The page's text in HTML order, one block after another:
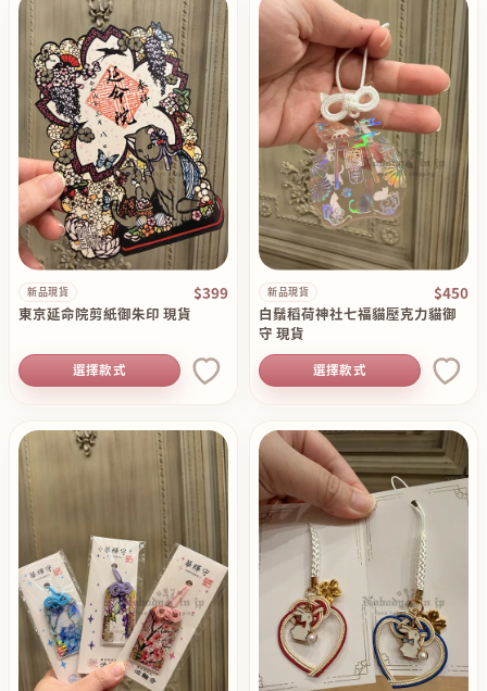
新品現貨 $399
東京延命院剪紙御朱印 現貨
選擇款式
新品現貨 $450
白鬚稻荷神社七福貓壓克力貓御
守 現貨
選擇款式